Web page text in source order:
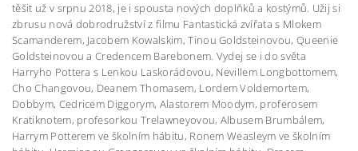
těšit už v srpnu 2018, je i spousta nových doplňků a kostýmů. Užij si
zbrusu nová dobrodružství z filmu Fantastická zvířata s Mlokem
Scamanderem, Jacobem Kowalskim, Tinou Goldsteinovou, Queenie
Goldsteinovou a Credencem Barebonem. Vydej se i do světa
Harryho Pottera s Lenkou Laskorádovou, Nevillem Longbottomem,
Cho Changovou, Deanem Thomasem, Lordem Voldemortem,
Dobbym, Cedricem Diggorym, Alastorem Moodym, proferosem
Kratiknotem, profesorkou Trelawneyovou, Albusem Brumbálem,
Harrym Potterem ve školním hábitu, Ronem Weasleym ve školním